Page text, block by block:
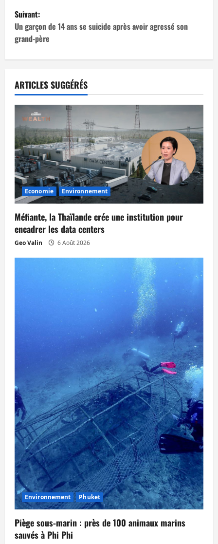
v
i
g
t
i
o
n
d
a
r
t
Suivant:
Un garçon de 14 ans se suicide après avoir agressé son
grand-père
ARTICLES SUGGÉRÉS
Economie Environnement
Méfiante, la Thaïlande crée une institution pour
encadrer les data centers
Geo Valin 6 Août 2026
Environnement Phuket
Piège sous‑marin : près de 100 animaux marins
sauvés à Phi Phi